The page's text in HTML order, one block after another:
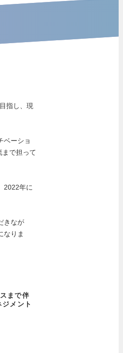
指し、現
ベーショ
まで担って
2022年に
きなが
なりま
まで伴
メント